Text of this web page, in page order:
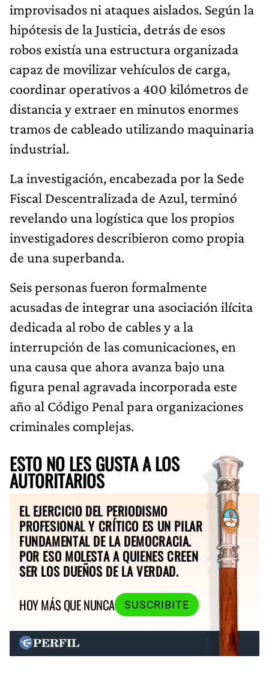
improvisados ni ataques aislados. Según la
hipótesis de la Justicia, detrás de esos
robos existía una estructura organizada
capaz de movilizar vehículos de carga,
coordinar operativos a 400 kilómetros de
distancia y extraer en minutos enormes
tramos de cableado utilizando maquinaria
industrial.
La investigación, encabezada por la Sede
Fiscal Descentralizada de Azul, terminó
revelando una logística que los propios
investigadores describieron como propia
de una superbanda.
Seis personas fueron formalmente
acusadas de integrar una asociación ilícita
dedicada al robo de cables y a la
interrupción de las comunicaciones, en
una causa que ahora avanza bajo una
figura penal agravada incorporada este
año al Código Penal para organizaciones
criminales complejas.
ESTO NO LES GUSTA A LOS
AUTORITARIOS
EL EJERCICIO DEL PERIODISMO
PROFESIONAL Y CRÍTICO ES UN PILAR
FUNDAMENTAL DE LA DEMOCRACIA.
POR ESO MOLESTA A QUIENES CREEN
SER LOS DUEÑOS DE LA VERDAD.
HOY MÁS QUE NUNCA
SUSCRIBITE